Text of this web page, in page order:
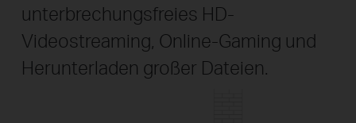
unterbrechungsfreies HD-
Videostreaming, Online-Gaming und
Herunterladen großer Dateien.